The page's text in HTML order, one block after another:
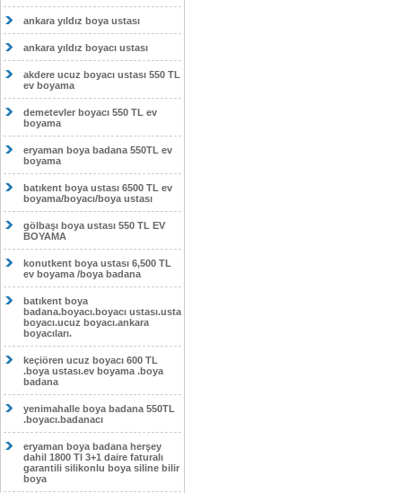
ankara yıldız boya ustası
ankara yıldız boyacı ustası
akdere ucuz boyacı ustası 550 TL
ev boyama
demetevler boyacı 550 TL ev
boyama
eryaman boya badana 550TL ev
boyama
batıkent boya ustası 6500 TL ev
boyama/boyacı/boya ustası
gölbaşı boya ustası 550 TL EV
BOYAMA
konutkent boya ustası 6,500 TL
ev boyama /boya badana
batıkent boya
badana.boyacı.boyacı ustası.usta
boyacı.ucuz boyacı.ankara
boyacıları.
keçiören ucuz boyacı 600 TL
.boya ustası.ev boyama .boya
badana
yenimahalle boya badana 550TL
.boyacı.badanacı
eryaman boya badana herşey
dahil 1800 Tl 3+1 daire faturalı
garantili silikonlu boya siline bilir
boya